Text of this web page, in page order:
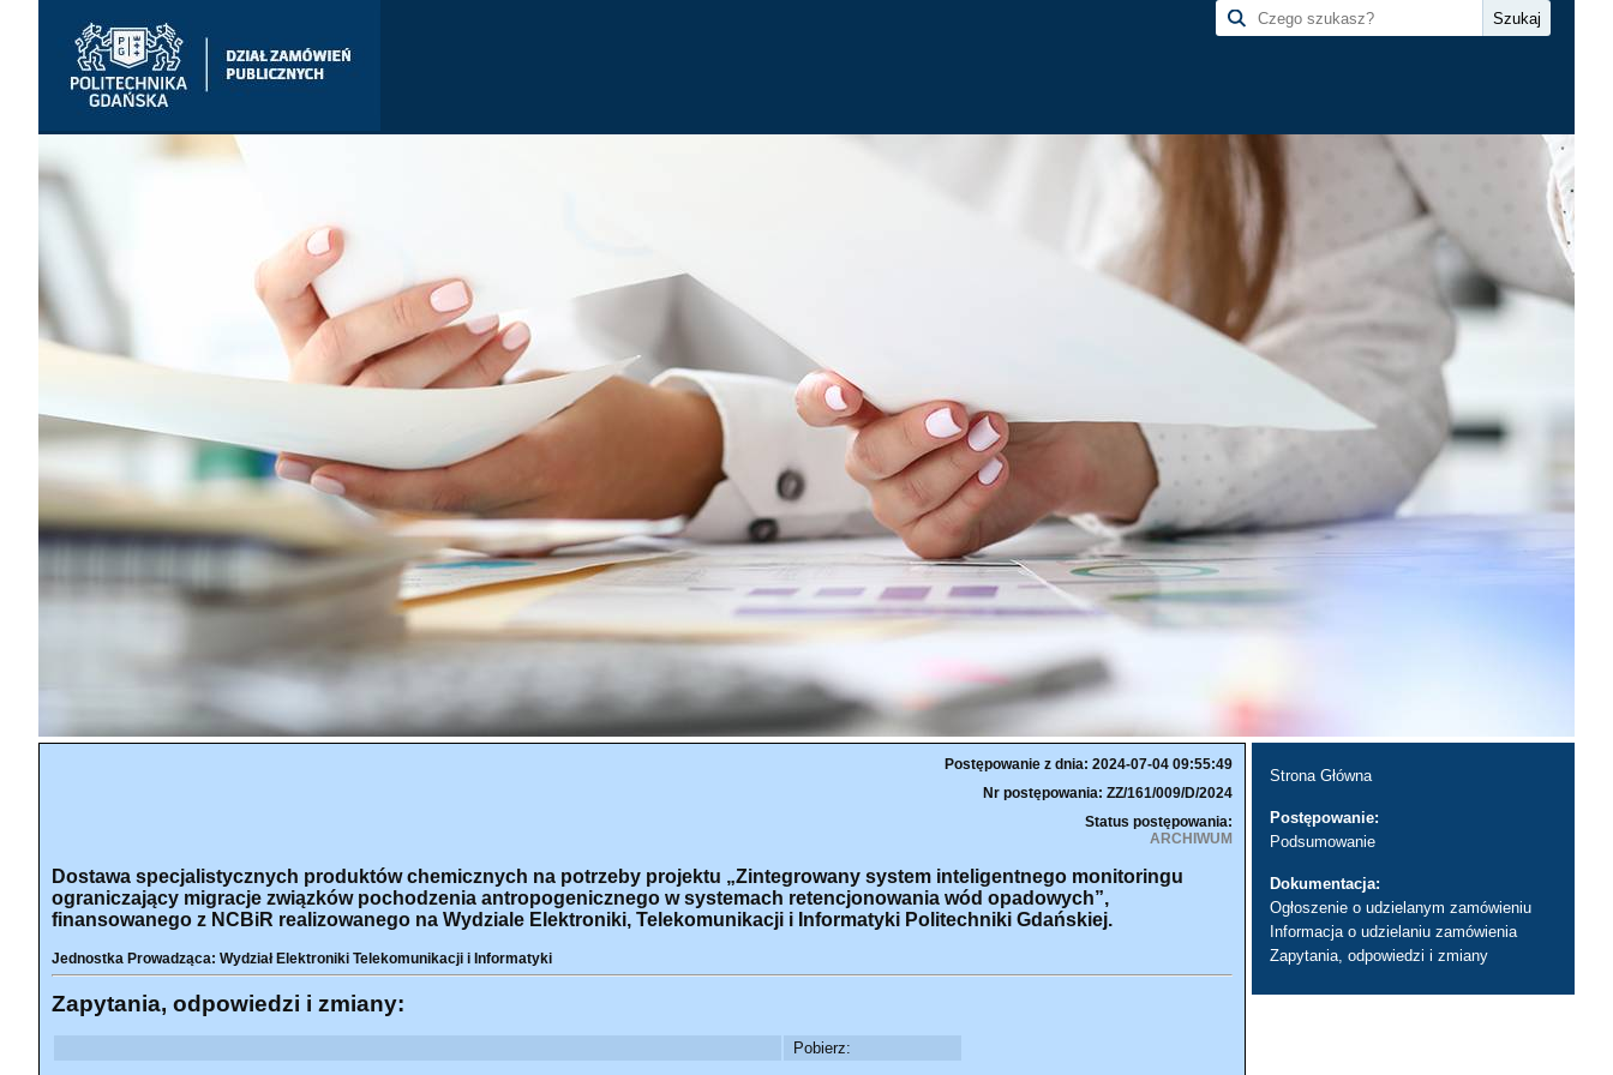
Postępowanie z dnia: 2024-07-04 09:55:49
Nr postępowania: ZZ/161/009/D/2024
Status postępowania:
ARCHIWUM
Dostawa specjalistycznych produktów chemicznych na potrzeby projektu „Zintegrowany system inteligentnego monitoringu
ograniczający migracje związków pochodzenia antropogenicznego w systemach retencjonowania wód opadowych”,
finansowanego z NCBiR realizowanego na Wydziale Elektroniki, Telekomunikacji i Informatyki Politechniki Gdańskiej.
Jednostka Prowadząca: Wydział Elektroniki Telekomunikacji i Informatyki
Zapytania, odpowiedzi i zmiany:
Pobierz:
Strona Główna
Postępowanie:
Podsumowanie
Dokumentacja:
Ogłoszenie o udzielanym zamówieniu
Informacja o udzielaniu zamówienia
Zapytania, odpowiedzi i zmiany